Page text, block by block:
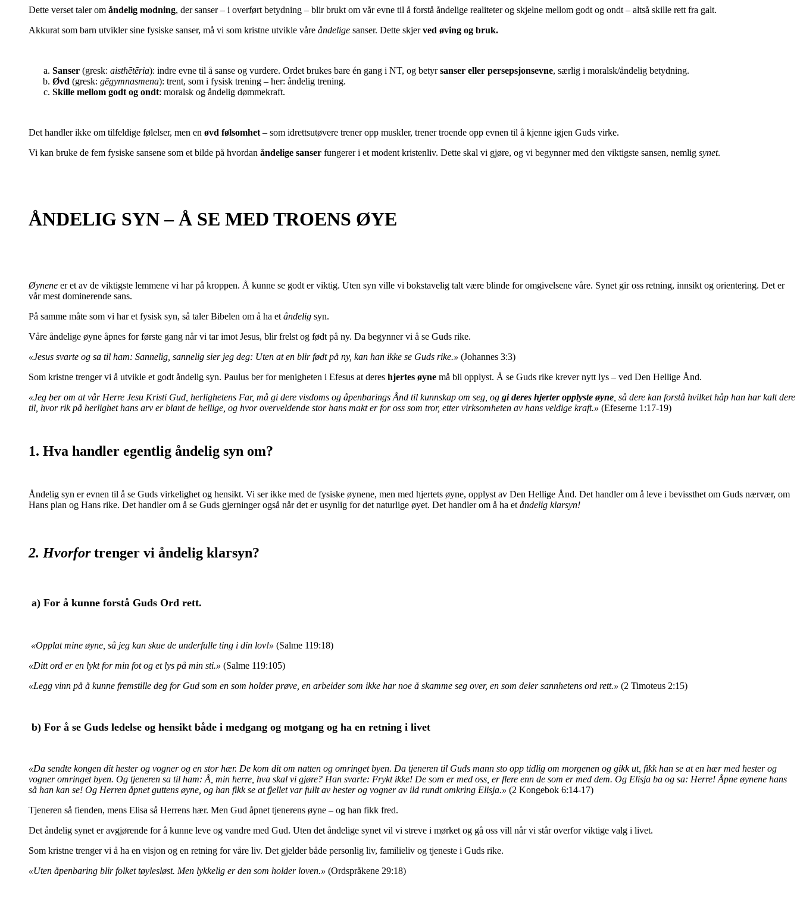
Dette verset taler om åndelig modning, der sanser – i overført betydning – blir brukt om vår evne til å forstå åndelige realiteter og skjelne mellom godt og ondt – altså skille rett fra galt.
Akkurat som barn utvikler sine fysiske sanser, må vi som kristne utvikle våre åndelige sanser. Dette skjerved øving og bruk.
Sanser (gresk: aisthētēria): indre evne til å sanse og vurdere. Ordet brukes bare én gang i NT, og betyrsanser eller persepsjonsevne, særlig i moralsk/åndelig betydning.
Øvd (gresk: gēgymnasmena): trent, som i fysisk trening – her: åndelig trening.
Skille mellom godt og ondt: moralsk og åndelig dømmekraft.
Det handler ikke om tilfeldige følelser, men en øvd følsomhet – som idrettsutøvere trener opp muskler, trener troende opp evnen til å kjenne igjen Guds virke.
Vi kan bruke de fem fysiske sansene som et bilde på hvordan åndelige sanser fungerer i et modent kristenliv. Dette skal vi gjøre, og vi begynner med den viktigste sansen, nemlig synet.
ÅNDELIG SYN – Å SE MED TROENS ØYE
Øynene er et av de viktigste lemmene vi har på kroppen. Å kunne se godt er viktig. Uten syn ville vi bokstavelig talt være blinde for omgivelsene våre. Synet gir oss retning, innsikt og orientering. Det er
vår mest dominerende sans.
På samme måte som vi har et fysisk syn, så taler Bibelen om å ha et åndelig syn.
Våre åndelige øyne åpnes for første gang når vi tar imot Jesus, blir frelst og født på ny. Da begynner vi å se Guds rike.
«Jesus svarte og sa til ham: Sannelig, sannelig sier jeg deg: Uten at en blir født på ny, kan han ikke se Guds rike.» (Johannes 3:3)
Som kristne trenger vi å utvikle et godt åndelig syn. Paulus ber for menigheten i Efesus at deres hjertes øyne må bli opplyst. Å se Guds rike krever nytt lys – ved Den Hellige Ånd.
«Jeg ber om at vår Herre Jesu Kristi Gud, herlighetens Far, må gi dere visdoms og åpenbarings Ånd til kunnskap om seg, og gi deres hjerter opplyste øyne , så dere kan forstå hvilket håp han har kalt dere
til, hvor rik på herlighet hans arv er blant de hellige, og hvor overveldende stor hans makt er for oss som tror, etter virksomheten av hans veldige kraft.» (Efeserne 1:17-19)
1. Hva handler egentlig åndelig syn om?
Åndelig syn er evnen til å se Guds virkelighet og hensikt. Vi ser ikke med de fysiske øynene, men med hjertets øyne, opplyst av Den Hellige Ånd. Det handler om å leve i bevissthet om Guds nærvær, om
Hans plan og Hans rike. Det handler om å se Guds gjerninger også når det er usynlig for det naturlige øyet. Det handler om å ha et åndelig klarsyn!
2. Hvorfortrenger vi åndelig klarsyn?
a) For å kunne forstå Guds Ord rett.
«Opplat mine øyne, så jeg kan skue de underfulle ting i din lov!» (Salme 119:18)
«Ditt ord er en lykt for min fot og et lys på min sti.» (Salme 119:105)
«Legg vinn på å kunne fremstille deg for Gud som en som holder prøve, en arbeider som ikke har noe å skamme seg over, en som deler sannhetens ord rett.» (2 Timoteus 2:15)
b) For å se Guds ledelse og hensikt både i medgang og motgang og ha en retning i livet
«Da sendte kongen dit hester og vogner og en stor hær. De kom dit om natten og omringet byen. Da tjeneren til Guds mann sto opp tidlig om morgenen og gikk ut, fikk han se at en hær med hester og
vogner omringet byen. Og tjeneren sa til ham: Å, min herre, hva skal vi gjøre? Han svarte: Frykt ikke! De som er med oss, er flere enn de som er med dem. Og Elisja ba og sa: Herre! Åpne øynene hans
så han kan se! Og Herren åpnet guttens øyne, og han fikk se at fjellet var fullt av hester og vogner av ild rundt omkring Elisja.» (2 Kongebok 6:14-17)
Tjeneren så fienden, mens Elisa så Herrens hær. Men Gud åpnet tjenerens øyne – og han fikk fred.
Det åndelig synet er avgjørende for å kunne leve og vandre med Gud. Uten det åndelige synet vil vi streve i mørket og gå oss vill når vi står overfor viktige valg i livet.
Som kristne trenger vi å ha en visjon og en retning for våre liv. Det gjelder både personlig liv, familieliv og tjeneste i Guds rike.
«Uten åpenbaring blir folket tøylesløst. Men lykkelig er den som holder loven.» (Ordspråkene 29:18)